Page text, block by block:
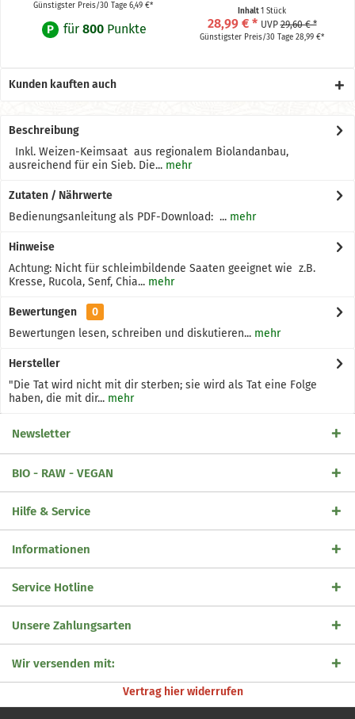
Günstigster Preis/30 Tage 6,49 €*
P für 800Punkte
Inhalt1 Stück
28,99 € * UVP29,60 € *
Günstigster Preis/30 Tage 28,99 €*
Kunden kauften auch
Beschreibung
Inkl. Weizen-Keimsaat aus regionalem Biolandanbau,
ausreichend für ein Sieb. Die... mehr
Zutaten / Nährwerte
Bedienungsanleitung als PDF-Download: ... mehr
Hinweise
Achtung: Nicht für schleimbildende Saaten geeignet wie z.B.
Kresse, Rucola, Senf, Chia... mehr
Bewertungen
0
Bewertungen lesen, schreiben und diskutieren... mehr
Hersteller
"Die Tat wird nicht mit dir sterben; sie wird als Tat eine Folge
haben, die mit dir... mehr
Newsletter
BIO - RAW - VEGAN
Hilfe & Service
Informationen
Service Hotline
Unsere Zahlungsarten
Wir versenden mit:
Vertrag hier widerrufen